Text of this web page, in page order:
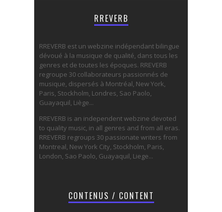
RREVERB
RREVERB est un webzine indépendant bilingue
dévoué à la musique de qualité, dans tous les
genres et de toutes les époques. RREVERB
regroupe 30 collaborateurs passionnés de
musique, dispersés à Montréal, New York,
Paris, Stockholm, Londres, Sao Paolo,
Guayaquil, Liège...
RREVERB is an independent webzine devoted
to quality music, in all genres and from all eras.
RREVERB regroups 30 passionate writers from
Montreal, New York City, Stockholm, Paris,
London, Sao Paolo, Guayaquil, Liege...
CONTENUS / CONTENT